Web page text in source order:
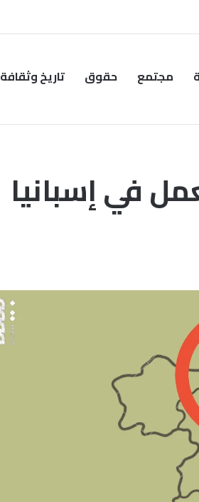
مجتمع حقوق تاريخ وثقافة
في إسبانيا